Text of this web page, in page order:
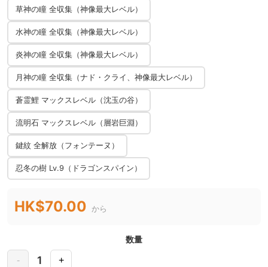
草神の瞳 全収集（神像最大レベル）
水神の瞳 全収集（神像最大レベル）
炎神の瞳 全収集（神像最大レベル）
月神の瞳 全収集（ナド・クライ、神像最大レベル）
蒼霊鯉 マックスレベル（沈玉の谷）
流明石 マックスレベル（層岩巨淵）
鍵紋 全解放（フォンテーヌ）
忍冬の樹 Lv.9（ドラゴンスパイン）
HK$70.00 から
数量
- 1 +